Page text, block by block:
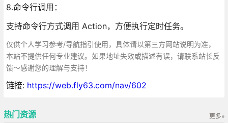
8.命令行调用：
支持命令行方式调用 Action，方便执行定时任务。
仅供个人学习参考/导航指引使用，具体请以第三方网站说明为准，
本站不提供任何专业建议。如果地址失效或描述有误，请联系站长反
馈～感谢您的理解与支持！
链接: https://web.fly63.com/nav/602
更多»
热门资源